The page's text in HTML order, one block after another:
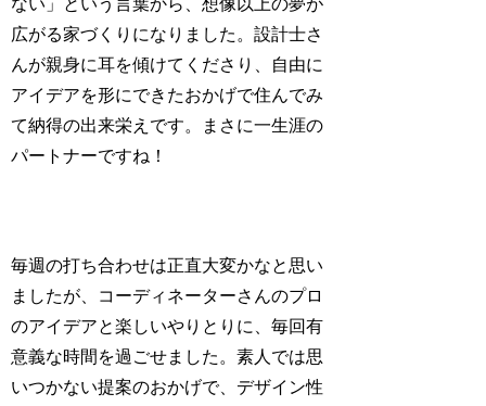
広がる家づくりになりました。設計士さ
んが親身に耳を傾けてくださり、自由に
アイデアを形にできたおかげで住んでみ
て納得の出来栄えです。まさに一生涯の
パートナーですね！
毎週の打ち合わせは正直大変かなと思い
ましたが、コーディネーターさんのプロ
のアイデアと楽しいやりとりに、毎回有
意義な時間を過ごせました。素人では思
いつかない提案のおかげで、デザイン性